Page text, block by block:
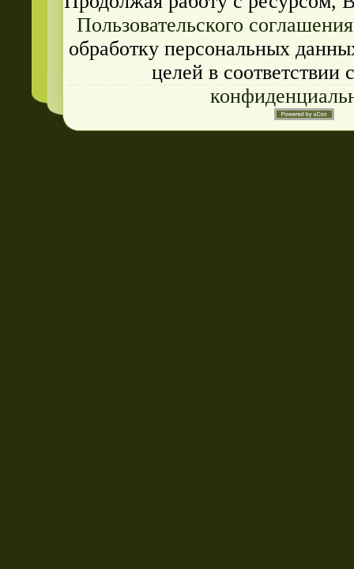
Пользовательского соглашения
обработку персональных
целей в соответствии